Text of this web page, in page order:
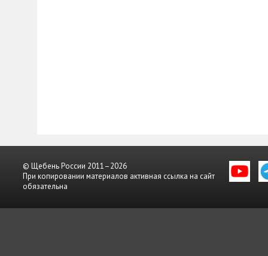
© Щебень России 2011–2026
При копировании материалов активная ссылка на сайт
обязательна